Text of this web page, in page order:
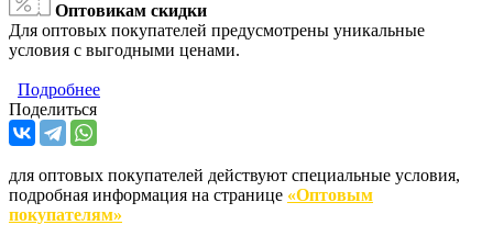
Оптовикам скидки
Для оптовых покупателей предусмотрены уникальные
условия с выгодными ценами.
Подробнее
Поделиться
для оптовых покупателей действуют специальные условия,
подробная информация на странице «Оптовым
покупателям»